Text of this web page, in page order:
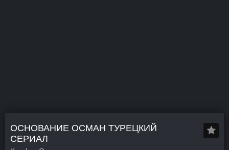
ОСНОВАНИЕ ОСМАН ТУРЕЦКИЙ
СЕРИАЛ